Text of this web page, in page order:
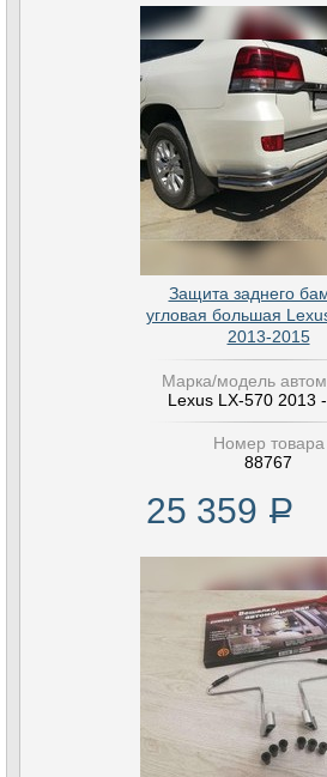
Защита заднего
угловая большая
2013-2015
Марка/модель
Lexus LX-570 2013
Номер товара
88767
25 359 Р